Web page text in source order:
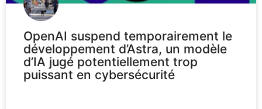
OpenAI suspend temporairement le
développement d’Astra, un modèle
d’IA jugé potentiellement trop
puissant en cybersécurité